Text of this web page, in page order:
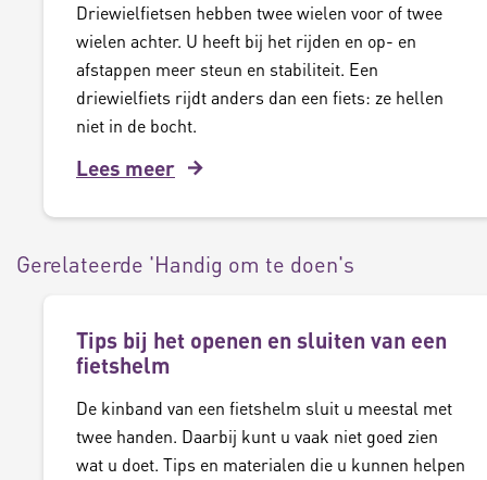
Driewielfietsen hebben twee wielen voor of twee
wielen achter. U heeft bij het rijden en op- en
afstappen meer steun en stabiliteit. Een
driewielfiets rijdt anders dan een fiets: ze hellen
niet in de bocht.
Lees meer
Gerelateerde 'Handig om te doen's
Tips bij het openen en sluiten van een
fietshelm
De kinband van een fietshelm sluit u meestal met
twee handen. Daarbij kunt u vaak niet goed zien
wat u doet. Tips en materialen die u kunnen helpen